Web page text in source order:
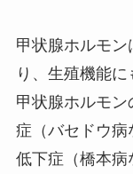
甲状腺ホルモ
り、生殖機能に
甲状腺ホルモ
症（バセドウ
低下症（橋本